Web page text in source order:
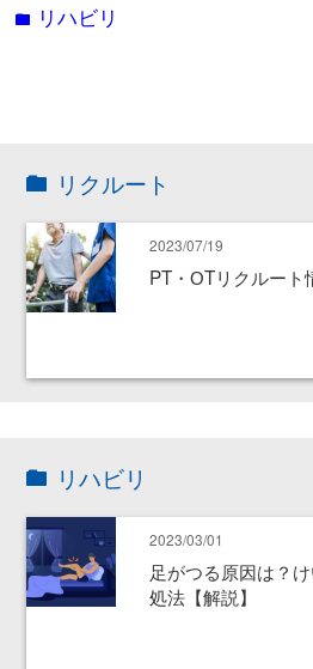
folder リハビリ
リクルート
2023/07/19
PT・ОTリクルート
リハビリ
2023/03/01
足がつる原因は？
処法【解説】